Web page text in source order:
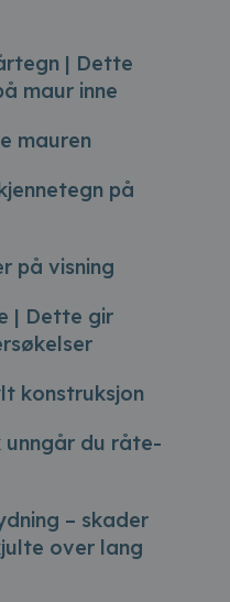
| Dette
maur inne
mauren
på
på visning
| Dette gir
konstruksjon
unngår du råte-
– skader
over lang